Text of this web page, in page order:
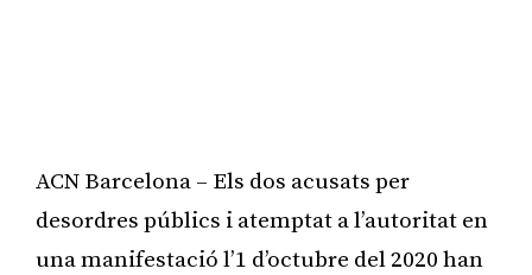
ACN Barcelona – Els dos acusats per
desordres públics i atemptat a l’autoritat en
una manifestació l’1 d’octubre del 2020 han